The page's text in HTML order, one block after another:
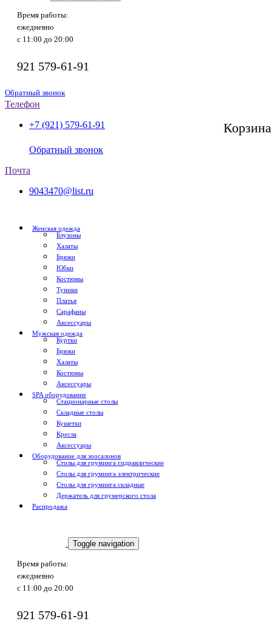
Время работы:
ежедневно
с 11:00 до 20:00
921 579-61-91
Обратный звонок
Корзина
Телефон
+7 (921) 579-61-91
Обратный звонок
Почта
9043470@list.ru
Женская одежда
Блузоны
Халаты
Брюки
Юбки
Костюмы
Туники
Платья
Сарафаны
Аксессуары
Мужская одежда
Куртки
Брюки
Халаты
Костюмы
Аксессуары
SPA оборудование
Стационарные столы
Складные столы
Кушетки
Кресла
Аксессуары
Оборудование для зоосалонов
Столы для груминга гидравлические
Столы для груминга электрические
Столы для груминга складные
Держатель для грумерского стола
Распродажа
Toggle navigation
Время работы:
ежедневно
с 11:00 до 20:00
921 579-61-91